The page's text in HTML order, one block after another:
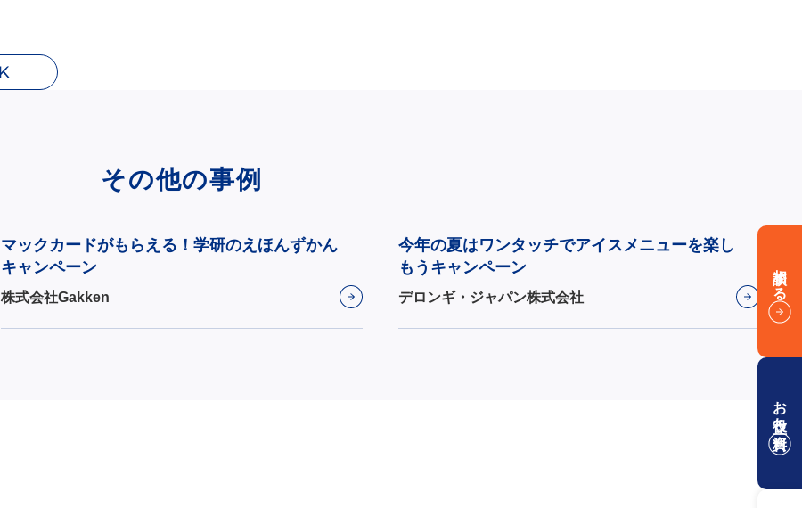
その他の事例
マックカードがもらえる！学研のえほんずかん
キャンペーン
株式会社Gakken
今年の夏はワンタッチでアイスメニューを楽し
もうキャンペーン
デロンギ・ジャパン株式会社
相談する
お役立ち資料